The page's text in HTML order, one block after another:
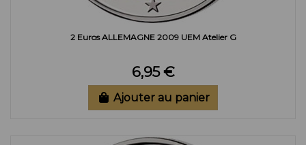
2 Euros ALLEMAGNE 2009 UEM Atelier G
6,95 €
Ajouter au panier